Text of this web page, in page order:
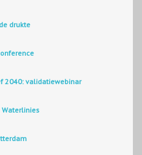
drukte
2040: validatiewebinar
Waterlinies